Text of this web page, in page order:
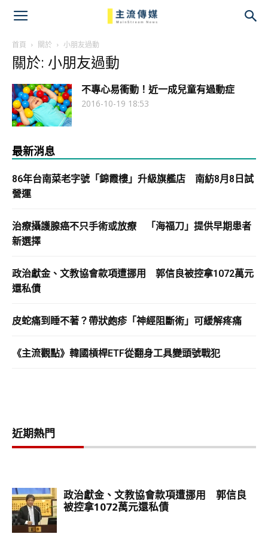
首頁 關於 小朋友過動
關於: 小朋友過動
不專心易衝動！近一成兒童有過動症
2016-10-19 18:53
最新消息
86年台南菜老字號「錦霞樓」升級旗艦店 南紡8月8日試
營運
治療攝護腺癌不只手術或放療 「海福刀」提供早期患者
新選擇
政治獻金、文教協會款項遭挪用 郭信良被控拿1072萬元
還私債
皮蛇痛到睡不著？帶狀皰疹「神經阻斷術」可緩解疼痛
《主流觀點》韓國槓桿ETF從翻身工具變頭號戰犯
近期熱門